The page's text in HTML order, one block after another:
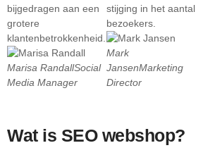
bijgedragen aan een
grotere
klantenbetrokkenheid.
Marisa RandallSocial
Media Manager
stijging in het aantal
bezoekers.
Mark
JansenMarketing
Director
Wat is SEO webshop?